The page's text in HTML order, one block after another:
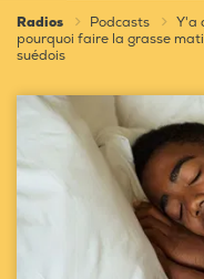
Radios Podcasts Y'a
pourquoi faire la grasse
suédois